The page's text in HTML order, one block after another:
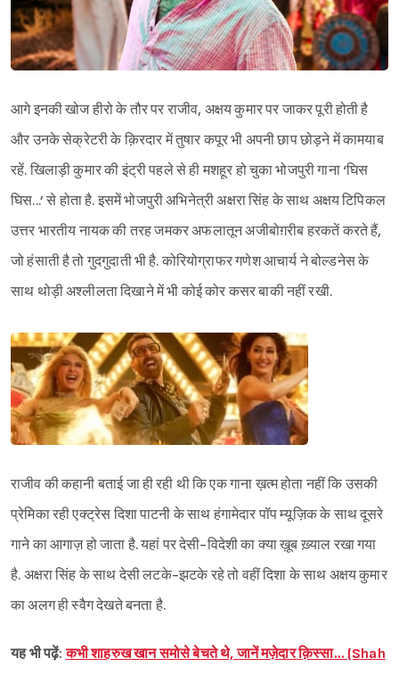
आगे इनकी खोज हीरो के तौर पर राजीव, अक्षय कुमार पर जाकर पूरी होती है
और उनके सेक्रेटरी के क़िरदार में तुषार कपूर भी अपनी छाप छोड़ने में कामयाब
रहें. खिलाड़ी कुमार की इंट्री पहले से ही मशहूर हो चुका भोजपुरी गाना ‘घिस
घिस...’ से होता है. इसमें भोजपुरी अभिनेत्री अक्षरा सिंह के साथ अक्षय टिपिकल
उत्तर भारतीय नायक की तरह जमकर अफलातून अजीबोग़रीब हरकतें करते हैं,
जो हंसाती है तो गुदगुदाती भी है. कोरियोग्राफर गणेश आचार्य ने बोल्डनेस के
साथ थोड़ी अश्‍लीलता दिखाने में भी कोई कोर कसर बाकी नहीं रखी.
राजीव की कहानी बताई जा ही रही थी कि एक गाना ख़त्म होता नहीं कि उसकी
प्रेमिका रही एक्ट्रेस दिशा पाटनी के साथ हंगामेदार पॉप म्यूज़िक के साथ दूसरे
गाने का आगाज़ हो जाता है. यहां पर देसी-विदेशी का क्या ख़ूब ख़्याल रखा गया
है. अक्षरा सिंह के साथ देसी लटके-झटके रहे तो वहीं दिशा के साथ अक्षय कुमार
का अलग ही स्वैग देखते बनता है.
यह भी पढ़ें:कभी शाहरुख खान समोसे बेचते थे, जानें मज़ेदार क़िस्सा… (Shah